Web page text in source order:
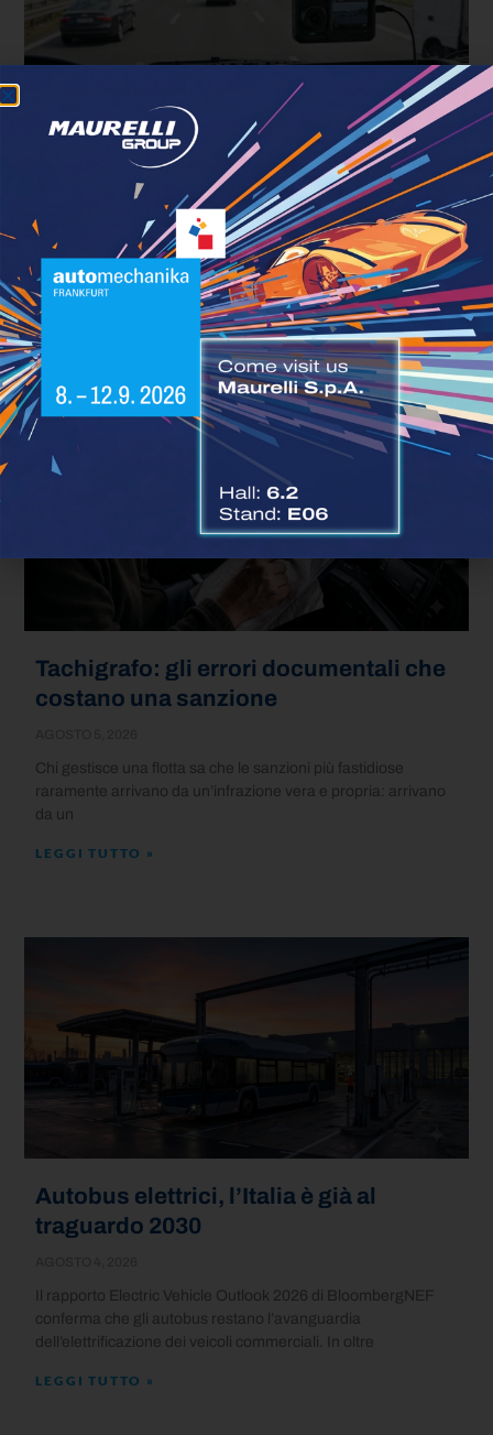
Assicurazioni flotte: il risparmio
nascosto nei dati di guida
AGOSTO 6, 2026
Il gasolio è tornato sopra la soglia dei due euro al litro sulla
rete ordinaria: dal 3 luglio 2026 il
LEGGI TUTTO »
Tachigrafo: gli errori documentali che
costano una sanzione
Chi gestisce una flotta sa che le sanzioni più fastidiose
raramente arrivano da un’infrazione vera e propria: arrivano
da un
LEGGI TUTTO »
Autobus elettrici, l’Italia è già al
traguardo 2030
Il rapporto Electric Vehicle Outlook 2026 di BloombergNEF
conferma che gli autobus restano l’avanguardia
dell’elettrificazione dei veicoli commerciali. In oltre
LEGGI TUTTO »